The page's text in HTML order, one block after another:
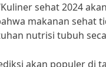
sehat 2024
makanan sehat
nutrisi tubuh
akan populer di